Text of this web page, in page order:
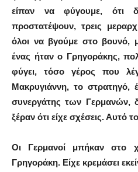
είπαν να φύγουμε, ότι
προστατέψουν, τρεις
όλοι να βγούμε στο βουνό,
ένας ήταν ο Γρηγοράκης,
φύγει, τόσο γέρος που
Μακρυγιάννη, το στρατηγό,
συνεργάτης των Γερμανών,
ξέραν ότι είχε σχέσεις. Αυτό
Οι Γερμανοί μπήκαν στο
Γρηγοράκη. Είχε κρεμάσει